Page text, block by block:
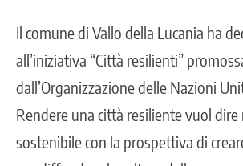
Il comune di Vallo della Lucania ha
all’iniziativa “Città resilienti”
dall’Organizzazione delle Nazioni
Rendere una città resiliente vuol dire
sostenibile con la prospettiva di